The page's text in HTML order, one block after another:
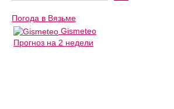
Погода в Вязьме
Gismeteo
Прогноз на 2 недели